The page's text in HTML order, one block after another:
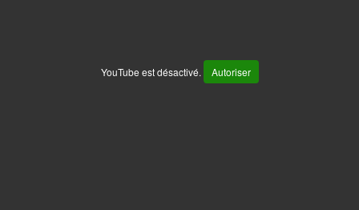
YouTube est désactivé. Autoriser